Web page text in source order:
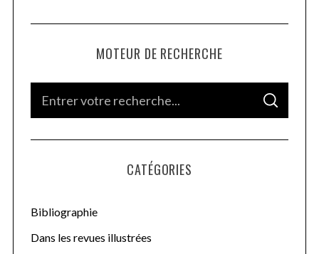
MOTEUR DE RECHERCHE
f
o
S
A
C
CATÉGORIES
Bibliographie
Dans les revues illustrées